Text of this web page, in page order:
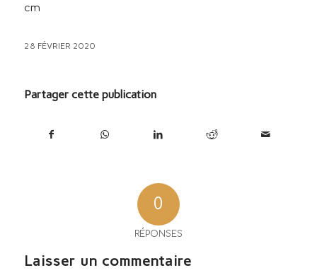
cm
28 FÉVRIER 2020
Partager cette publication
0
RÉPONSES
Laisser un commentaire